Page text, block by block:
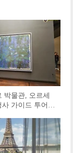
박물관, 오르세
가이드 투어